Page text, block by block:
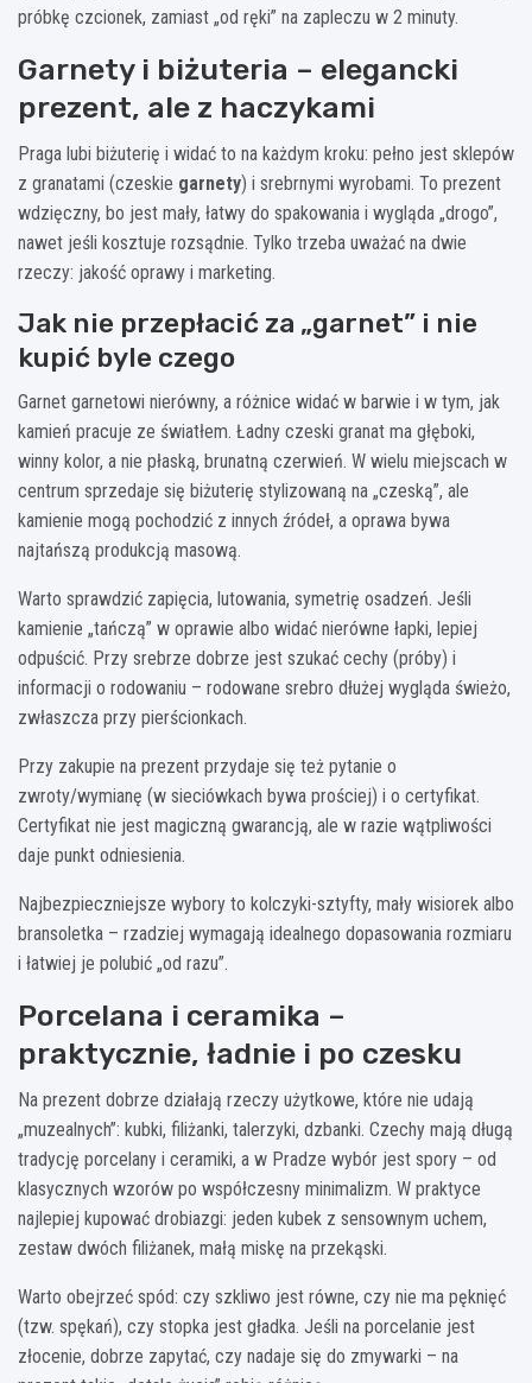
próbkę czcionek, zamiast „od ręki” na zapleczu w 2 minuty.
Garnety i biżuteria – elegancki
prezent, ale z haczykami
Praga lubi biżuterię i widać to na każdym kroku: pełno jest sklepów
z granatami (czeskie garnety) i srebrnymi wyrobami. To prezent
wdzięczny, bo jest mały, łatwy do spakowania i wygląda „drogo”,
nawet jeśli kosztuje rozsądnie. Tylko trzeba uważać na dwie
rzeczy: jakość oprawy i marketing.
Jak nie przepłacić za „garnet” i nie
kupić byle czego
Garnet garnetowi nierówny, a różnice widać w barwie i w tym, jak
kamień pracuje ze światłem. Ładny czeski granat ma głęboki,
winny kolor, a nie płaską, brunatną czerwień. W wielu miejscach w
centrum sprzedaje się biżuterię stylizowaną na „czeską”, ale
kamienie mogą pochodzić z innych źródeł, a oprawa bywa
najtańszą produkcją masową.
Warto sprawdzić zapięcia, lutowania, symetrię osadzeń. Jeśli
kamienie „tańczą” w oprawie albo widać nierówne łapki, lepiej
odpuścić. Przy srebrze dobrze jest szukać cechy (próby) i
informacji o rodowaniu – rodowane srebro dłużej wygląda świeżo,
zwłaszcza przy pierścionkach.
Przy zakupie na prezent przydaje się też pytanie o
zwroty/wymianę (w sieciówkach bywa prościej) i o certyfikat.
Certyfikat nie jest magiczną gwarancją, ale w razie wątpliwości
daje punkt odniesienia.
Najbezpieczniejsze wybory to kolczyki-sztyfty, mały wisiorek albo
bransoletka – rzadziej wymagają idealnego dopasowania rozmiaru
i łatwiej je polubić „od razu”.
Porcelana i ceramika –
praktycznie, ładnie i po czesku
Na prezent dobrze działają rzeczy użytkowe, które nie udają
„muzealnych”: kubki, filiżanki, talerzyki, dzbanki. Czechy mają długą
tradycję porcelany i ceramiki, a w Pradze wybór jest spory – od
klasycznych wzorów po współczesny minimalizm. W praktyce
najlepiej kupować drobiazgi: jeden kubek z sensownym uchem,
zestaw dwóch filiżanek, małą miskę na przekąski.
Warto obejrzeć spód: czy szkliwo jest równe, czy nie ma pęknięć
(tzw. spękań), czy stopka jest gładka. Jeśli na porcelanie jest
złocenie, dobrze zapytać, czy nadaje się do zmywarki – na